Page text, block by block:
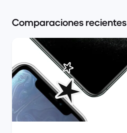
Comparaciones recientes